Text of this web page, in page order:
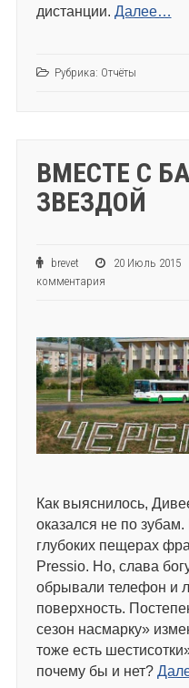
дистанции. Далее…
Рубрика: Отчёты
ВМЕСТЕ С
ЗВЕЗДОЙ
brevet 20 Июль
комментария
Как выяснилось,
оказался не по
глубоких пещерах
Pressio. Но, слава
обрывали телефон и
поверхность.
сезон насмарку»
тоже есть
почему бы и нет?